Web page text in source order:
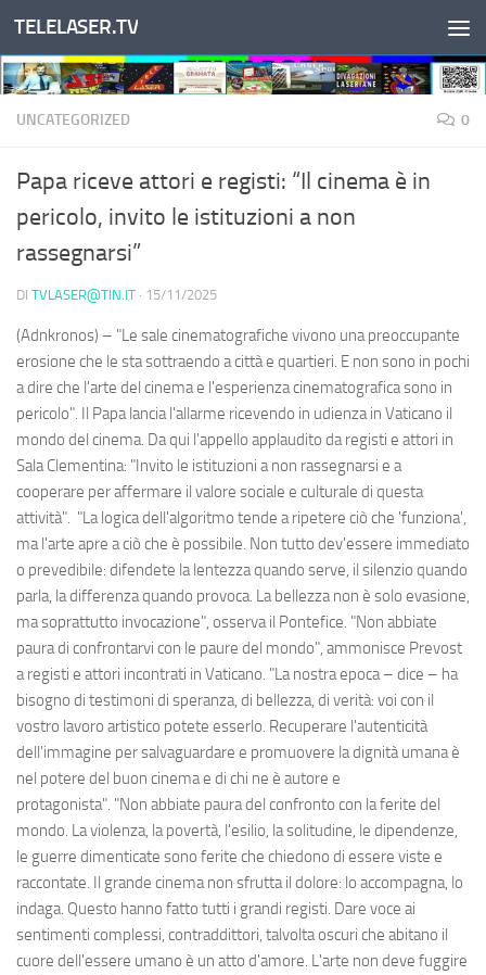
Salta al contenuto
TELELASER.TV
UNCATEGORIZED 0
Papa riceve attori e registi: “Il cinema è in
pericolo, invito le istituzioni a non
rassegnarsi”
DI TVLASER@TIN.IT · 15/11/2025
(Adnkronos) – "Le sale cinematografiche vivono una preoccupante
erosione che le sta sottraendo a città e quartieri. E non sono in pochi
a dire che l'arte del cinema e l'esperienza cinematografica sono in
pericolo". Il Papa lancia l'allarme ricevendo in udienza in Vaticano il
mondo del cinema. Da qui l'appello applaudito da registi e attori in
Sala Clementina: "Invito le istituzioni a non rassegnarsi e a
cooperare per affermare il valore sociale e culturale di questa
attività". "La logica dell'algoritmo tende a ripetere ciò che 'funziona',
ma l'arte apre a ciò che è possibile. Non tutto dev'essere immediato
o prevedibile: difendete la lentezza quando serve, il silenzio quando
parla, la differenza quando provoca. La bellezza non è solo evasione,
ma soprattutto invocazione", osserva il Pontefice. "Non abbiate
paura di confrontarvi con le paure del mondo", ammonisce Prevost
a registi e attori incontrati in Vaticano. "La nostra epoca – dice – ha
bisogno di testimoni di speranza, di bellezza, di verità: voi con il
vostro lavoro artistico potete esserlo. Recuperare l'autenticità
dell'immagine per salvaguardare e promuovere la dignità umana è
nel potere del buon cinema e di chi ne è autore e
protagonista". "Non abbiate paura del confronto con la ferite del
mondo. La violenza, la povertà, l'esilio, la solitudine, le dipendenze,
le guerre dimenticate sono ferite che chiedono di essere viste e
raccontate. Il grande cinema non sfrutta il dolore: lo accompagna, lo
indaga. Questo hanno fatto tutti i grandi registi. Dare voce ai
sentimenti complessi, contraddittori, talvolta oscuri che abitano il
cuore dell'essere umano è un atto d'amore. L'arte non deve fuggire